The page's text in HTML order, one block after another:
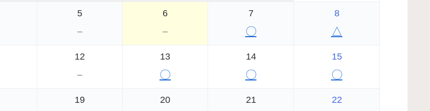
5
－
6
－
7
〇
8
△
12
－
13
〇
14
〇
15
〇
19 20 21 22